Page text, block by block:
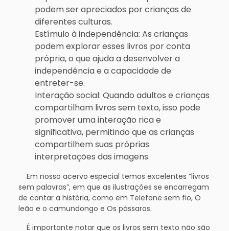
podem ser apreciados por crianças de
diferentes culturas.
Estímulo à independência: As crianças
podem explorar esses livros por conta
própria, o que ajuda a desenvolver a
independência e a capacidade de
entreter-se.
Interação social: Quando adultos e crianças
compartilham livros sem texto, isso pode
promover uma interação rica e
significativa, permitindo que as crianças
compartilhem suas próprias
interpretações das imagens.
Em nosso acervo especial temos excelentes “livros
sem palavras”, em que as ilustrações se encarregam
de contar a história, como em Telefone sem fio, O
leão e o camundongo e Os pássaros.
É importante notar que os livros sem texto não são